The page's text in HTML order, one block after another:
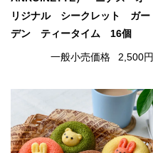
リジナル シークレット ガー
デン ティータイム 16個
一般小売価格 2,500円